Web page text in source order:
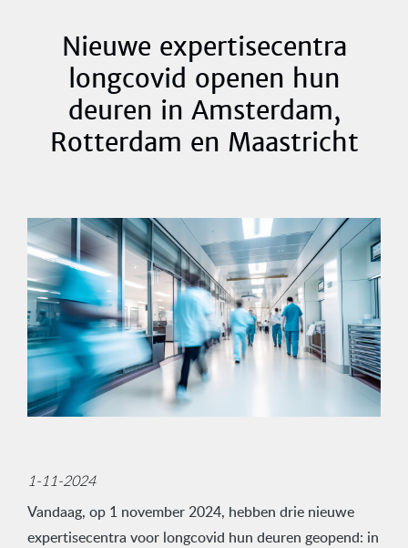
Nieuwe expertisecentra
longcovid openen hun
deuren in Amsterdam,
Rotterdam en Maastricht
1-11-2024
Vandaag, op 1 november 2024, hebben drie nieuwe
expertisecentra voor longcovid hun deuren geopend: in